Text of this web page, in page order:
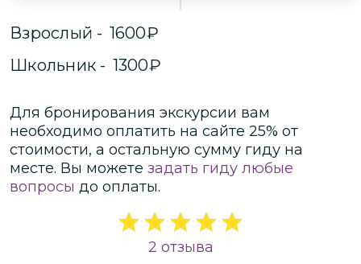
Взрослый - 1600₽
Школьник - 1300₽
Для бронирования экскурсии вам
необходимо оплатить на сайте 25% от
стоимости, а остальную сумму гиду на
месте. Вы можете задать гиду любые
вопросы до оплаты.
2 отзыва